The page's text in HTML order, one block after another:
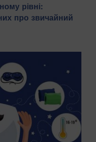
21-річної
Патріоти України.
з...
рівні:
про звичайний